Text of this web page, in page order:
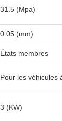
31.5 (Mpa)
0.05 (mm)
États membres
Pour les véhicules
3 (KW)